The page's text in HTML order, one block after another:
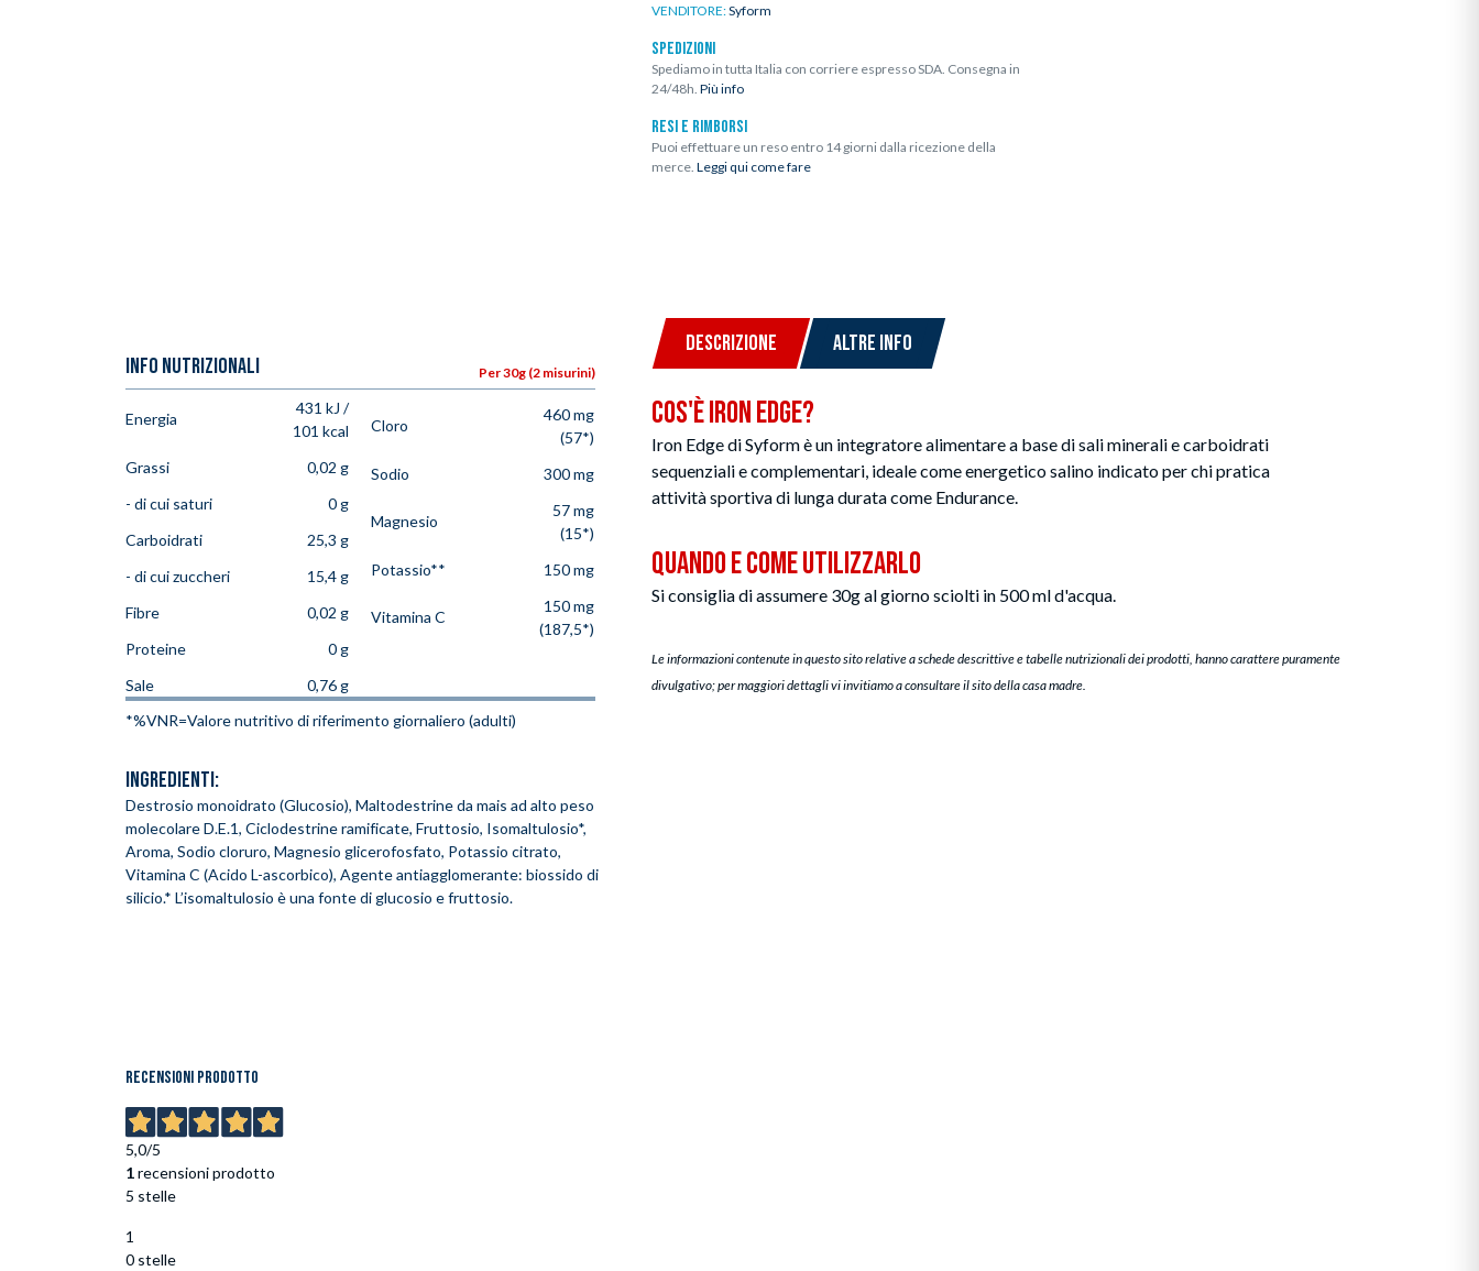
VENDITORE:Syform
SPEDIZIONI
Spediamo in tutta Italia con corriere espresso SDA. Consegna in
24/48h. Più info
RESI E RIMBORSI
Puoi effettuare un reso entro 14 giorni dalla ricezione della
merce. Leggi qui come fare
INFO NUTRIZIONALI Per 30g (2 misurini)
Energia
431 kJ /
101 kcal
Grassi
0,02 g
- di cui saturi
0 g
Carboidrati
25,3 g
- di cui zuccheri
15,4 g
Fibre
0,02 g
Proteine
0 g
Sale
0,76 g
Cloro
460 mg
(57*)
Sodio
300 mg
Magnesio
57 mg
(15*)
Potassio**
150 mg
Vitamina C
150 mg
(187,5*)
*%VNR=Valore nutritivo di riferimento giornaliero (adulti)
INGREDIENTI:
Destrosio monoidrato (Glucosio), Maltodestrine da mais ad alto peso
molecolare D.E.1, Ciclodestrine ramificate, Fruttosio, Isomaltulosio*,
Aroma, Sodio cloruro, Magnesio glicerofosfato, Potassio citrato,
Vitamina C (Acido L-ascorbico), Agente antiagglomerante: biossido di
silicio.* L’isomaltulosio è una fonte di glucosio e fruttosio.
DESCRIZIONE ALTRE INFO
Cos'è Iron Edge?
Iron Edge di Syform è un integratore alimentare a base di sali minerali e carboidrati
sequenziali e complementari, ideale come energetico salino indicato per chi pratica
attività sportiva di lunga durata come Endurance.
Quando e Come Utilizzarlo
Si consiglia di assumere 30g al giorno sciolti in 500 ml d'acqua.
Le informazioni contenute in questo sito relative a schede descrittive e tabelle nutrizionali dei prodotti, hanno carattere puramente
divulgativo; per maggiori dettagli vi invitiamo a consultare il sito della casa madre.
Recensioni prodotto
5,0/5
1recensioni prodotto
5 stelle
1
0 stelle